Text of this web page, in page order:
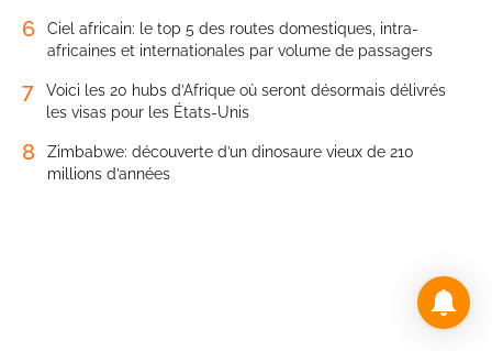
6
Ciel africain: le top 5 des routes domestiques, intra-
africaines et internationales par volume de passagers
7
Voici les 20 hubs d’Afrique où seront désormais délivrés
les visas pour les États-Unis
8
Zimbabwe: découverte d’un dinosaure vieux de 210
millions d’années